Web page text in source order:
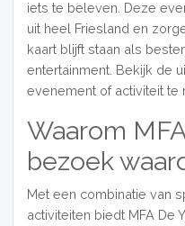
iets te beleven. Deze
uit heel Friesland en
kaart blijft staan als
entertainment. Bekijk de
evenement of activiteit te
Waarom
bezoek
Met een combinatie van
activiteiten biedt MFA De